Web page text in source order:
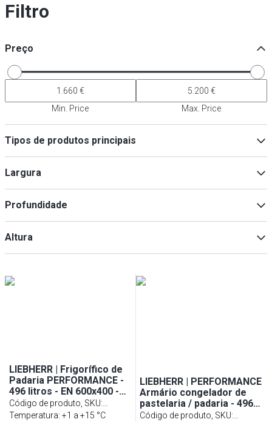
Filtro
Preço
Min. Price Max. Price
Tipos de produtos principais
Congeladores
Largura
Profundidade
Altura
LIEBHERR | Frigorífico de
Padaria PERFORMANCE -
496 litros - EN 600x400 -
interior em plástico - com
1 porta - Branco
Código de produto, SKU:
993597751
Temperatura: +1 a +15 °C
LIEBHERR | PERFORMANCE
Armário congelador de
pastelaria / padaria - 496
litros - EN 600x400 -
Código de produto, SKU: